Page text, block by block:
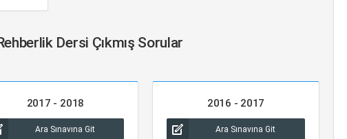
Dersi Çıkmış Sorular
2017 - 2018
Ara Sınavına Git
2016 - 2017
Ara Sınavına Git